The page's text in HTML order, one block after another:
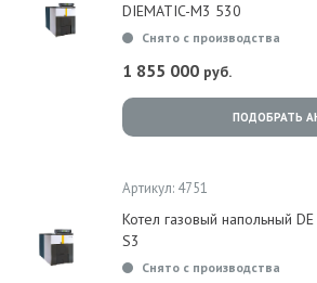
DIEMATIC-M3 530
Снято с производства
1 855 000 руб.
ПОДОБРАТЬ
Артикул: 4751
Котел газовый напольный
S3
Снято с производства